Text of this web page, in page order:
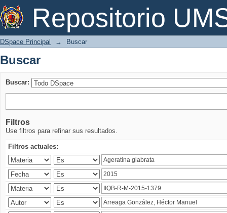
Repositorio
Buscar
DSpace Principal → Buscar
Buscar
Buscar:
Filtros
Use filtros para refinar sus resultados.
Filtros actuales: